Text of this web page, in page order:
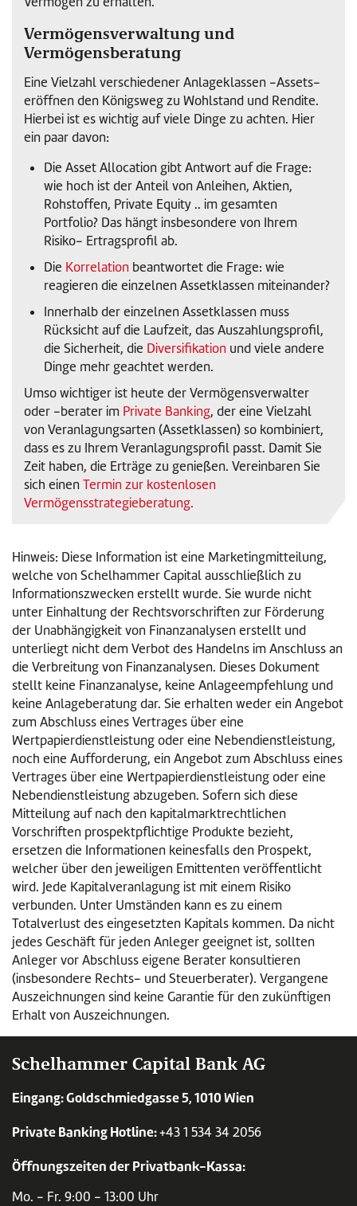
Vermögensverwaltung und
Vermögensberatung
Eine Vielzahl verschiedener Anlageklassen -Assets-
eröffnen den Königsweg zu Wohlstand und Rendite.
Hierbei ist es wichtig auf viele Dinge zu achten. Hier
ein paar davon:
Die Asset Allocation gibt Antwort auf die Frage:
wie hoch ist der Anteil von Anleihen, Aktien,
Rohstoffen, Private Equity .. im gesamten
Portfolio? Das hängt insbesondere von Ihrem
Risiko- Ertragsprofil ab.
Die Korrelation beantwortet die Frage: wie
reagieren die einzelnen Assetklassen miteinander?
Innerhalb der einzelnen Assetklassen muss
Rücksicht auf die Laufzeit, das Auszahlungsprofil,
die Sicherheit, die Diversifikation und viele andere
Dinge mehr geachtet werden.
Umso wichtiger ist heute der Vermögensverwalter
oder -berater im Private Banking, der eine Vielzahl
von Veranlagungsarten (Assetklassen) so kombiniert,
dass es zu Ihrem Veranlagungsprofil passt. Damit Sie
Zeit haben, die Erträge zu genießen. Vereinbaren Sie
sich einen Termin zur kostenlosen
Vermögensstrategieberatung.
Hinweis: Diese Information ist eine Marketingmitteilung,
welche von Schelhammer Capital ausschließlich zu
Informationszwecken erstellt wurde. Sie wurde nicht
unter Einhaltung der Rechtsvorschriften zur Förderung
der Unabhängigkeit von Finanzanalysen erstellt und
unterliegt nicht dem Verbot des Handelns im Anschluss an
die Verbreitung von Finanzanalysen. Dieses Dokument
stellt keine Finanzanalyse, keine Anlageempfehlung und
keine Anlageberatung dar. Sie erhalten weder ein Angebot
zum Abschluss eines Vertrages über eine
Wertpapierdienstleistung oder eine Nebendienstleistung,
noch eine Aufforderung, ein Angebot zum Abschluss eines
Vertrages über eine Wertpapierdienstleistung oder eine
Nebendienstleistung abzugeben. Sofern sich diese
Mitteilung auf nach den kapitalmarktrechtlichen
Vorschriften prospektpflichtige Produkte bezieht,
ersetzen die Informationen keinesfalls den Prospekt,
welcher über den jeweiligen Emittenten veröffentlicht
wird. Jede Kapitalveranlagung ist mit einem Risiko
verbunden. Unter Umständen kann es zu einem
Totalverlust des eingesetzten Kapitals kommen. Da nicht
jedes Geschäft für jeden Anleger geeignet ist, sollten
Anleger vor Abschluss eigene Berater konsultieren
(insbesondere Rechts- und Steuerberater). Vergangene
Auszeichnungen sind keine Garantie für den zukünftigen
Erhalt von Auszeichnungen.
Schelhammer Capital Bank AG
Eingang: Goldschmiedgasse 5, 1010 Wien
Private Banking Hotline:+43 1 534 34 2056
Öffnungszeiten der Privatbank-Kassa:
Mo. - Fr. 9:00 - 13:00 Uhr